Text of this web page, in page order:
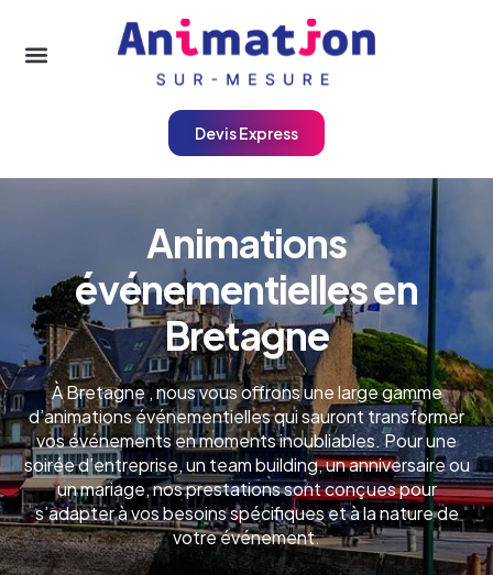
Devis Express
Animations
événementiellesen
Bretagne
À Bretagne , nous vous offrons une large gamme
d’animations événementielles qui sauront transformer
vos événements en moments inoubliables. Pour une
soirée d’entreprise, un team building, un anniversaire ou
un mariage, nos prestations sont conçues pour
s’adapter à vos besoins spécifiques et à la nature de
votre événement.